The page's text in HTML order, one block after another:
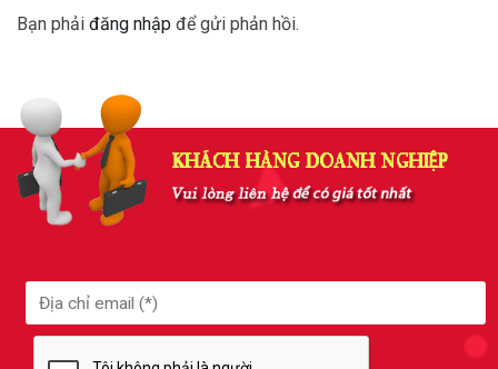
Bạn phải đăng nhập để gửi phản hồi.